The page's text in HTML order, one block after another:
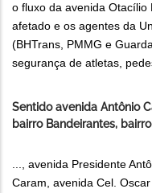
o fluxo da avenida
afetado e os agentes da
(BHTrans, PMMG e
segurança de atletas,
Sentido avenida Antônio
bairro Bandeirantes,
..., avenida Presidente
Caram, avenida Cel.